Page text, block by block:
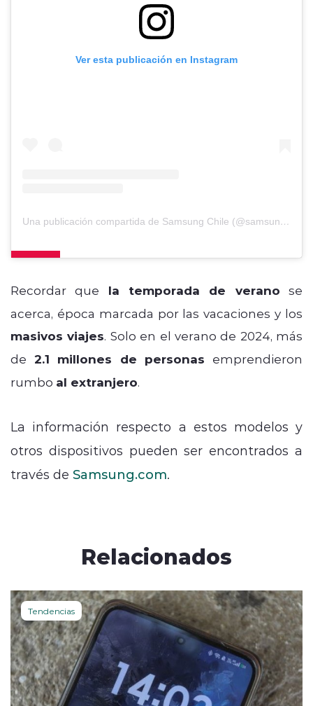
Ver esta publicación en Instagram
Una publicación compartida de Samsung Chile (@samsungchile)
Recordar que la temporada de verano se
acerca, época marcada por las vacaciones y los
masivos viajes. Solo en el verano de 2024, más
de 2.1 millones de personas emprendieron
rumbo al extranjero.
La información respecto a estos modelos y
otros dispositivos pueden ser encontrados a
través de Samsung.com.
Relacionados
Tendencias